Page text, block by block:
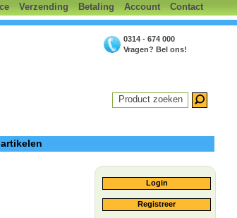
Verzending Betaling Account Contact
0314 - 674 000
Vragen? Bel ons!
Product zoeken
Login
Registreer